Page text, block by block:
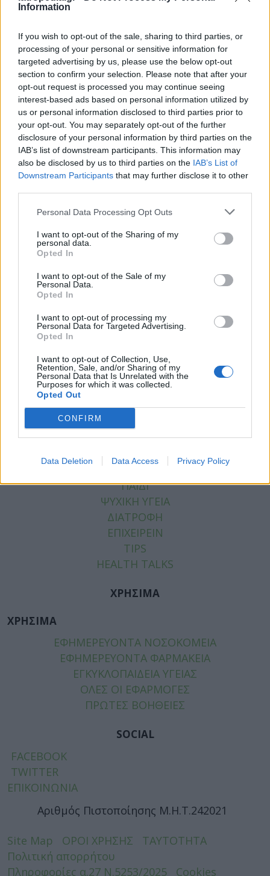
Information
If you wish to opt-out of the sale, sharing to third parties, or
processing of your personal or sensitive information for
targeted advertising by us, please use the below opt-out
section to confirm your selection. Please note that after your
opt-out request is processed you may continue seeing
interest-based ads based on personal information utilized by
us or personal information disclosed to third parties prior to
your opt-out. You may separately opt-out of the further
disclosure of your personal information by third parties on the
IAB’s list of downstream participants. This information may
also be disclosed by us to third parties on the IAB’s List of
Downstream Participants that may further disclose it to other
Personal Data Processing Opt Outs
I want to opt-out of the Sharing of my
personal data.
Opted In
I want to opt-out of the Sale of my
Personal Data.
Opted In
I want to opt-out of processing my
Personal Data for Targeted Advertising.
Opted In
I want to opt-out of Collection, Use,
Retention, Sale, and/or Sharing of my
Personal Data that Is Unrelated with the
Purposes for which it was collected.
Opted Out
CONFIRM
Data Deletion Data Access Privacy Policy
σοβαρού κινδύνου της δημόσιας υγείας που
τίθεται από τη συνέχιση της ανωτέρω
παράνομης και ανεξέλεγκτης πώλησης
φαρμάκων, είμαστε δε στη διάθεσή σας για
οιανδήποτε διευκρίνιση».
Tags:ΔΙΑΒΗΤΗΣ ,ΕΟΦ,ΚΩΣΤΑΣ ΛΟΥΡΑΝΤΟΣ
ΣΥΛΛΟΓΟΣ,ΦΑΡΜΑΚΑ,ΦΑΡΜΑΚΕΙΑ
ΚΑΤΗΓΟΡΙΕΣ
ΠΑΙΔΙ
ΨΥΧΙΚΗ ΥΓΕΙΑ
ΔΙΑΤΡΟΦΗ
ΕΠΙΧΕΙΡΕΙΝ
TIPS
HEALTH TALKS
ΧΡΗΣΙΜΑ
ΧΡΗΣΙΜΑ
ΕΦΗΜΕΡΕΥΟΝΤΑ ΝΟΣΟΚΟΜΕΙΑ
ΕΦΗΜΕΡΕΥΟΝΤΑ ΦΑΡΜΑΚΕΙΑ
ΕΓΚΥΚΛΟΠΑΙΔΕΙΑ ΥΓΕΙΑΣ
ΟΛΕΣ ΟΙ ΕΦΑΡΜΟΓΕΣ
ΠΡΩΤΕΣ ΒΟΗΘΕΙΕΣ
SOCIAL
FACEBOOK
TWITTER
ΕΠΙΚΟΙΝΩΝΙΑ
Αριθμός Πιστοποίησης Μ.Η.Τ.242021
Site Map ΟΡΟΙ ΧΡΗΣΗΣ
ΤΑΥΤΟΤΗΤΑ
Πολιτική απορρήτου
Πληροφορίες α.27 Ν.5253/2025
Cookies